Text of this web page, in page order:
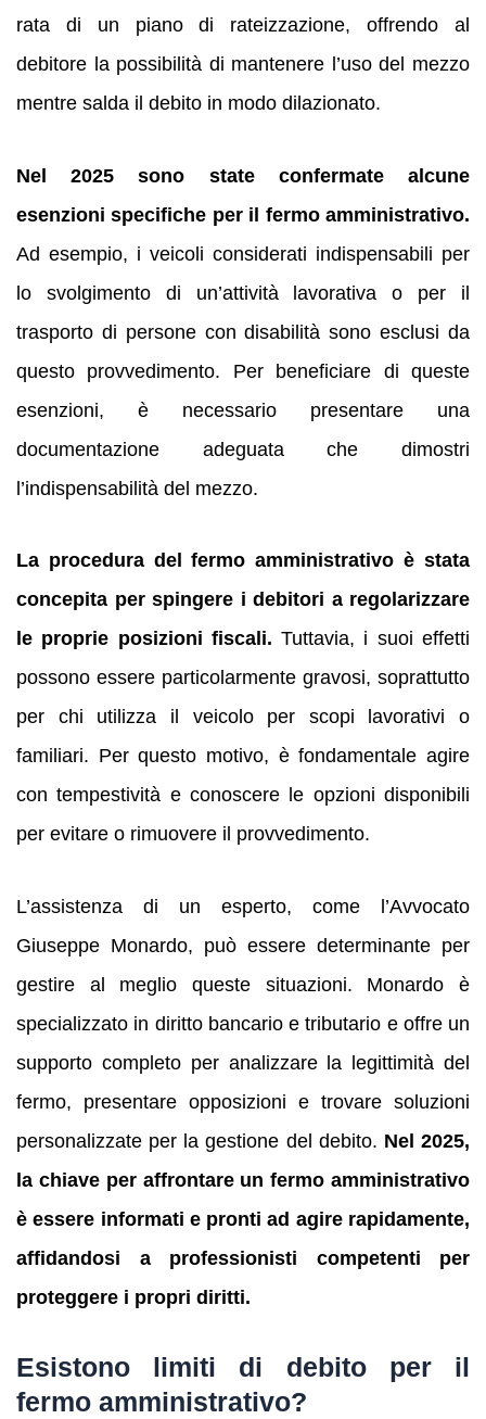
rata di un piano di rateizzazione, offrendo al
debitore la possibilità di mantenere l’uso del mezzo
mentre salda il debito in modo dilazionato.
Nel 2025 sono state confermate alcune
esenzioni specifiche per il fermo amministrativo.
Ad esempio, i veicoli considerati indispensabili per
lo svolgimento di un’attività lavorativa o per il
trasporto di persone con disabilità sono esclusi da
questo provvedimento. Per beneficiare di queste
esenzioni, è necessario presentare una
documentazione adeguata che dimostri
l’indispensabilità del mezzo.
La procedura del fermo amministrativo è stata
concepita per spingere i debitori a regolarizzare
le proprie posizioni fiscali. Tuttavia, i suoi effetti
possono essere particolarmente gravosi, soprattutto
per chi utilizza il veicolo per scopi lavorativi o
familiari. Per questo motivo, è fondamentale agire
con tempestività e conoscere le opzioni disponibili
per evitare o rimuovere il provvedimento.
L’assistenza di un esperto, come l’Avvocato
Giuseppe Monardo, può essere determinante per
gestire al meglio queste situazioni. Monardo è
specializzato in diritto bancario e tributario e offre un
supporto completo per analizzare la legittimità del
fermo, presentare opposizioni e trovare soluzioni
personalizzate per la gestione del debito. Nel 2025,
la chiave per affrontare un fermo amministrativo
è essere informati e pronti ad agire rapidamente,
affidandosi a professionisti competenti per
proteggere i propri diritti.
Esistono limiti di debito per il
fermo amministrativo?